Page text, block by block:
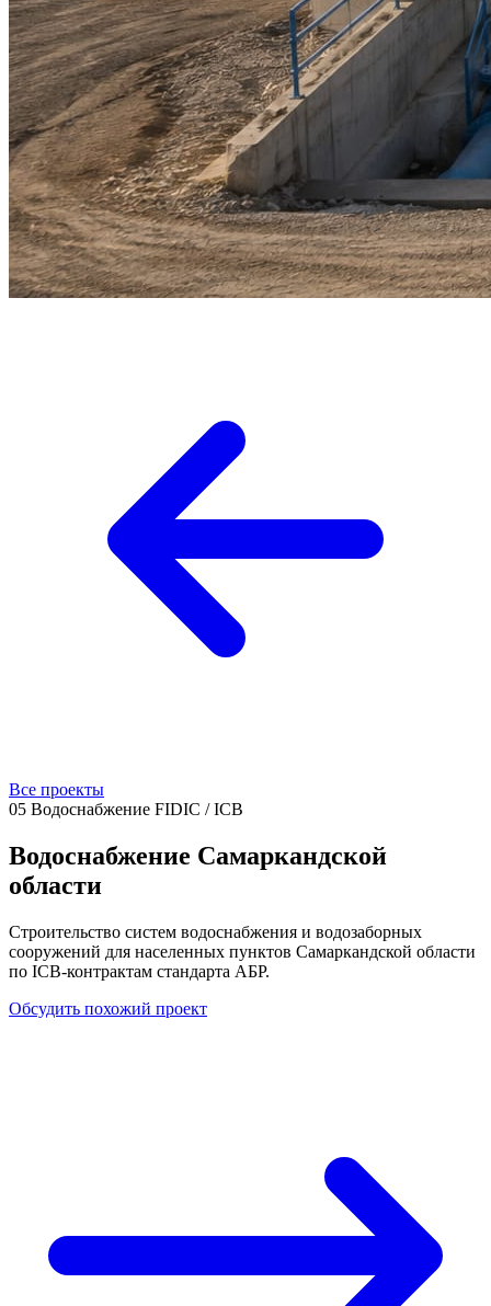
Все проекты
05 Водоснабжение FIDIC / ICB
Водоснабжение Самаркандской
области
Строительство систем водоснабжения и водозаборных
сооружений для населенных пунктов Самаркандской области
по ICB-контрактам стандарта АБР.
Обсудить похожий проект